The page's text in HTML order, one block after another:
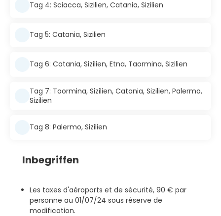
Tag 4: Sciacca, Sizilien, Catania, Sizilien
Tag 5: Catania, Sizilien
Tag 6: Catania, Sizilien, Etna, Taormina, Sizilien
Tag 7: Taormina, Sizilien, Catania, Sizilien, Palermo,
Sizilien
Tag 8: Palermo, Sizilien
Inbegriffen
Les taxes d'aéroports et de sécurité, 90 € par
personne au 01/07/24 sous réserve de
modification.